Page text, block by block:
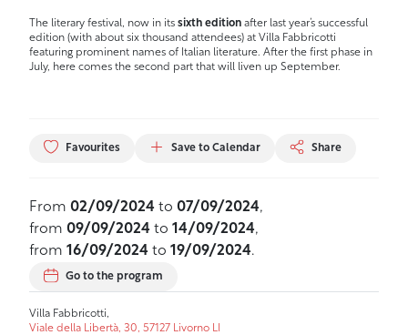
The literary festival, now in its sixth edition after last year’s successful
edition (with about six thousand attendees) at Villa Fabbricotti
featuring prominent names of Italian literature. After the first phase in
July, here comes the second part that will liven up September.
Favourites Save to Calendar Share
From 02/09/2024 to 07/09/2024,
from 09/09/2024 to 14/09/2024,
from 16/09/2024 to 19/09/2024.
Go to the program
Villa Fabbricotti,
Viale della Libertà, 30, 57127 Livorno LI